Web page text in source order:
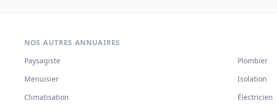
NOS AUTRES ANNUAIRES
Paysagiste
Plombier
Menuisier
Isolation
Climatisation
Électricien